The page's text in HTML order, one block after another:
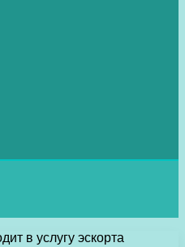
в услугу эскорта